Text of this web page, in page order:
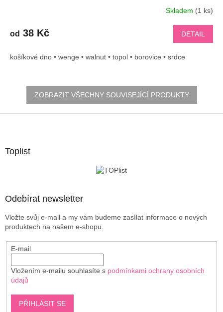
Skladem (1 ks)
od 38 Kč DETAIL
košíkové dno • wenge • walnut • topol • borovice • srdce
ZOBRAZIT VŠECHNY SOUVISEJÍCÍ PRODUKTY
Toplist
Odebírat newsletter
Vložte svůj e-mail a my vám budeme zasílat informace o nových
produktech na našem e-shopu.
E-mail
Vložením e-mailu souhlasíte s podmínkami ochrany osobních
údajů
PŘIHLÁSIT SE